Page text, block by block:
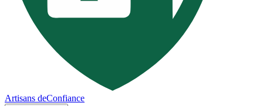
Artisans deConfiance